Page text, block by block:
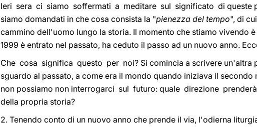
Ieri sera ci siamo soffermati a meditare sul significato di queste
siamo domandati in che cosa consista la "pienezza del tempo", di
cammino dell'uomo lungo la storia. Il momento che stiamo vivendo
1999 è entrato nel passato, ha ceduto il passo ad un nuovo anno.
Che cosa significa questo per noi? Si comincia a scrivere un'altra
sguardo al passato, a come era il mondo quando iniziava il
non possiamo non interrogarci sul futuro: quale direzione
della propria storia?
2. Tenendo conto di un nuovo anno che prende il via, l'odierna